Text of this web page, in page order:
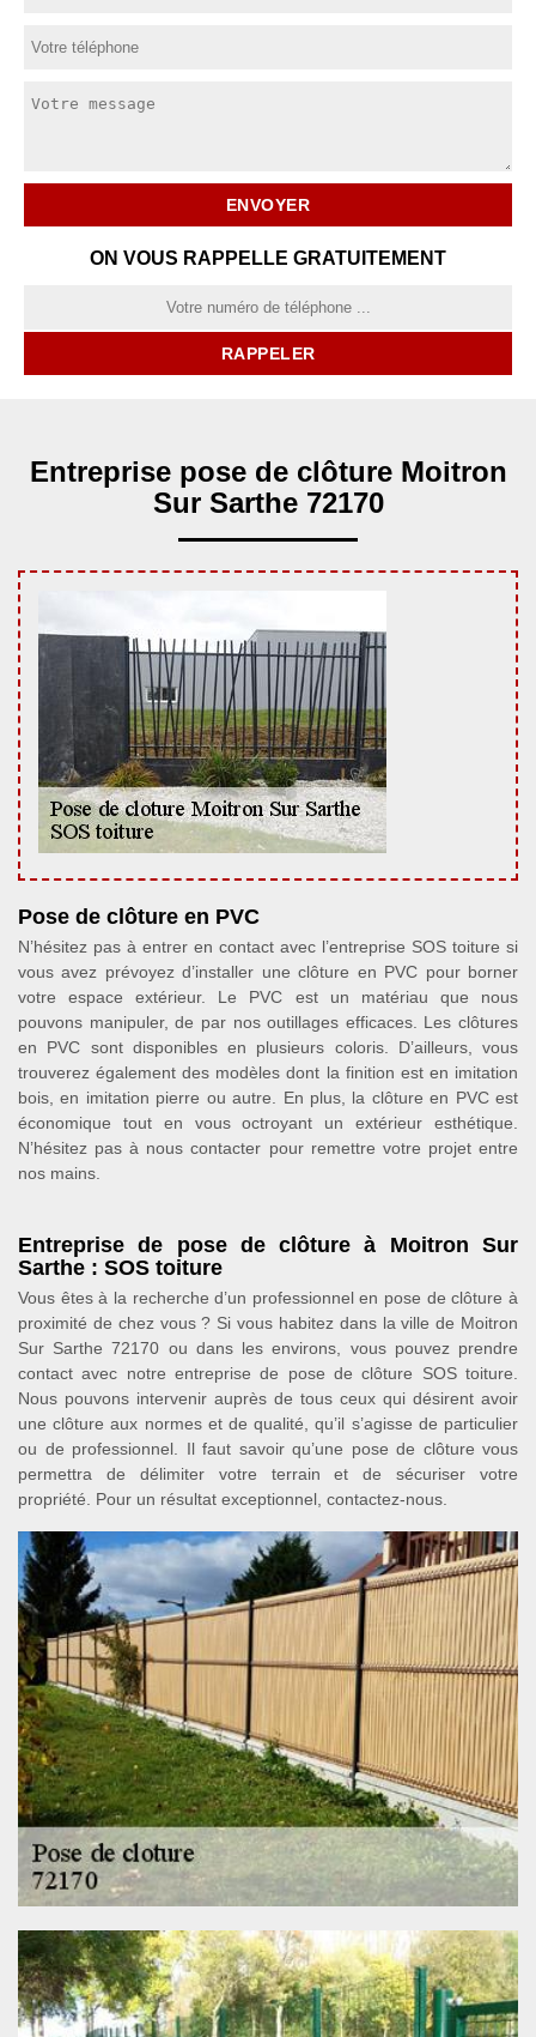
ON VOUS RAPPELLE GRATUITEMENT
Entreprise pose de clôture Moitron
Sur Sarthe 72170
Pose de clôture en PVC
N’hésitez pas à entrer en contact avec l’entreprise SOS toiture si
vous avez prévoyez d’installer une clôture en PVC pour borner
votre espace extérieur. Le PVC est un matériau que nous
pouvons manipuler, de par nos outillages efficaces. Les clôtures
en PVC sont disponibles en plusieurs coloris. D’ailleurs, vous
trouverez également des modèles dont la finition est en imitation
bois, en imitation pierre ou autre. En plus, la clôture en PVC est
économique tout en vous octroyant un extérieur esthétique.
N’hésitez pas à nous contacter pour remettre votre projet entre
nos mains.
Entreprise de pose de clôture à Moitron Sur
Sarthe : SOS toiture
Vous êtes à la recherche d’un professionnel en pose de clôture à
proximité de chez vous ? Si vous habitez dans la ville de Moitron
Sur Sarthe 72170 ou dans les environs, vous pouvez prendre
contact avec notre entreprise de pose de clôture SOS toiture.
Nous pouvons intervenir auprès de tous ceux qui désirent avoir
une clôture aux normes et de qualité, qu’il s’agisse de particulier
ou de professionnel. Il faut savoir qu’une pose de clôture vous
permettra de délimiter votre terrain et de sécuriser votre
propriété. Pour un résultat exceptionnel, contactez-nous.